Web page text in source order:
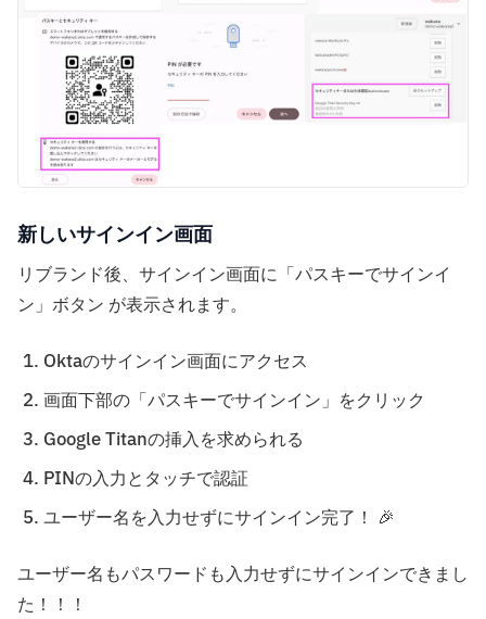
新しいサインイン画面
リブランド後、サインイン画面に「パスキーでサインイ
ン」ボタン が表示されます。
Oktaのサインイン画面にアクセス
画面下部の「パスキーでサインイン」をクリック
Google Titanの挿入を求められる
PINの入力とタッチで認証
ユーザー名を入力せずにサインイン完了！ 🎉
ユーザー名もパスワードも入力せずにサインインできまし
た！！！